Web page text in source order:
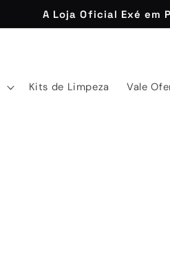
A Loja Oficial Exé em
Kits de Limpeza Vale